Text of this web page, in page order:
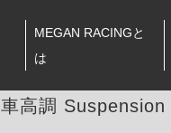
MEGAN RACINGと
は
車高調